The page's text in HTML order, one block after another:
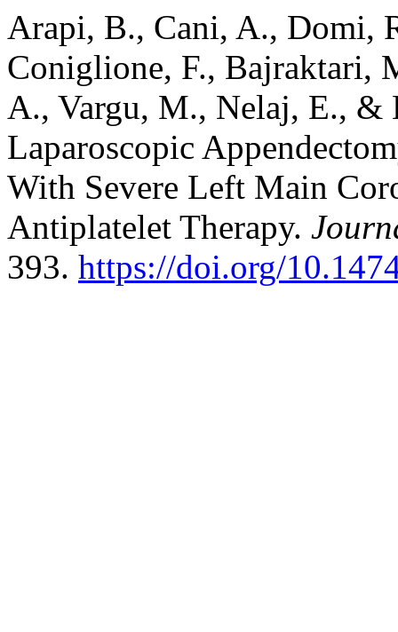
Arapi, B., Cani, A., Domi,
Coniglione, F., Bajraktari,
A., Vargu, M., Nelaj, E., &
Laparoscopic
With Severe Left Main
Antiplatelet Therapy.
393. https://doi.org/